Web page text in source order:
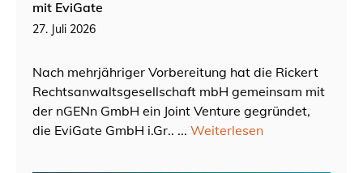
mit EviGate
27. Juli 2026
Nach mehrjähriger Vorbereitung hat die Rickert
Rechtsanwaltsgesellschaft mbH gemeinsam mit
der nGENn GmbH ein Joint Venture gegründet,
die EviGate GmbH i.Gr.. ... Weiterlesen